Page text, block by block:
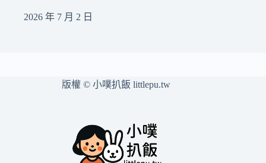
2026 年 7 月 2 日
版權 © 小噗扒飯 littlepu.tw